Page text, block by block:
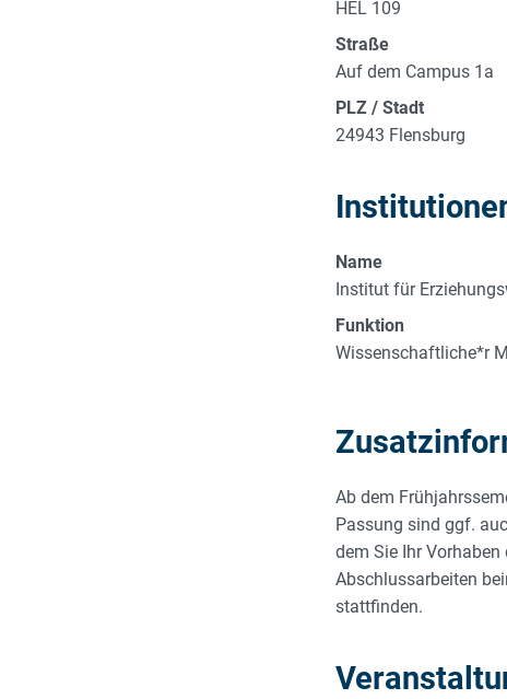
HEL 109
Straße
Auf dem Campus 1a
PLZ / Stadt
24943 Flensburg
Name
Institut für
Funktion
Wissenschaftliche*r
Ab dem
Passung sind ggf.
dem Sie Ihr
Abschlussarbeiten
stattfinden.